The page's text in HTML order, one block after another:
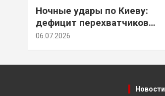
Ночные удары по Киеву:
дефицит перехватчиков
Patriot и оборонительные
06.07.2026
Новости